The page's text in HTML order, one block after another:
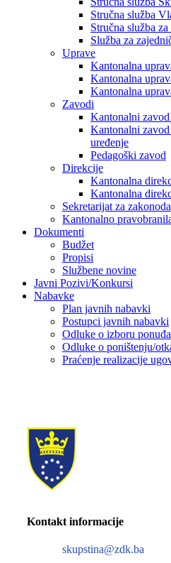
Stručna služba
Stručna služba
Služba za
Uprave
Kantonalna
Kantonalna
Kantonalna
Zavodi
Kantonalni
Kantonalni
uređenje
Pedagoški zavod
Direkcije
Kantonalna
Kantonalna
Sekretarijat za
Kantonalno
Dokumenti
Budžet
Propisi
Službene novine
Javni Pozivi/Konkursi
Nabavke
Plan javnih nabavki
Postupci javnih nabavki
Odluke o izboru
Odluke o poništenju/
Praćenje realizacije
Kontakt informacije
skupstina@zdk.ba